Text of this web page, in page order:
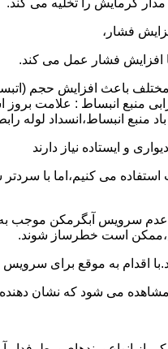
افزایش فشار عمل می کند.
مختلف باعث افزایش حجم
منبع انبساط : علامت
منبع انبساط،انسداد لوله
و ایستاده نیاز دارند
می کنیم،اما با
سرویس آبگرمکن موجب
است خطرساز شوند.
اقدام به موقع برای
مشاهده می شود که نشان